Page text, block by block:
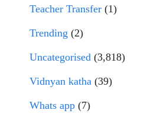
Teacher Transfer (1)
Trending (2)
Uncategorised (3,818)
Vidnyan katha (39)
Whats app (7)